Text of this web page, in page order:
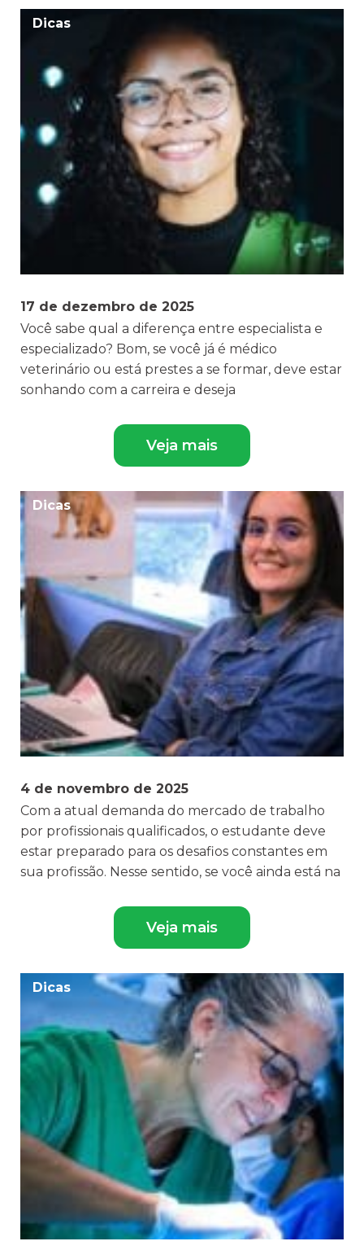
Dicas
17 de dezembro de 2025
Você sabe qual a diferença entre especialista e
especializado? Bom, se você já é médico
veterinário ou está prestes a se formar, deve estar
sonhando com a carreira e deseja
Veja mais
Dicas
4 de novembro de 2025
Com a atual demanda do mercado de trabalho
por profissionais qualificados, o estudante deve
estar preparado para os desafios constantes em
sua profissão. Nesse sentido, se você ainda está na
Veja mais
Dicas